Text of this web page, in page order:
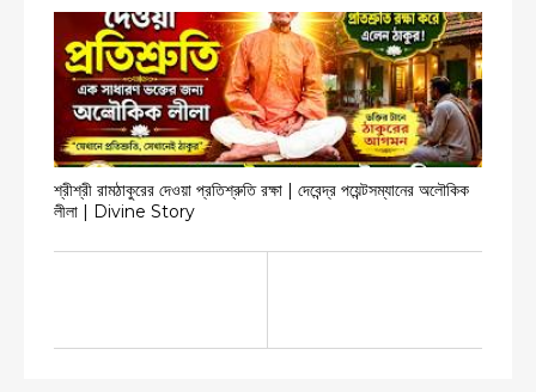
শ্রীশ্রী রামঠাকুরের দেওয়া প্রতিশ্রুতি রক্ষা | দেবেন্দ্র পয়েন্টসম্যানের অলৌকিক
লীলা | Divine Story